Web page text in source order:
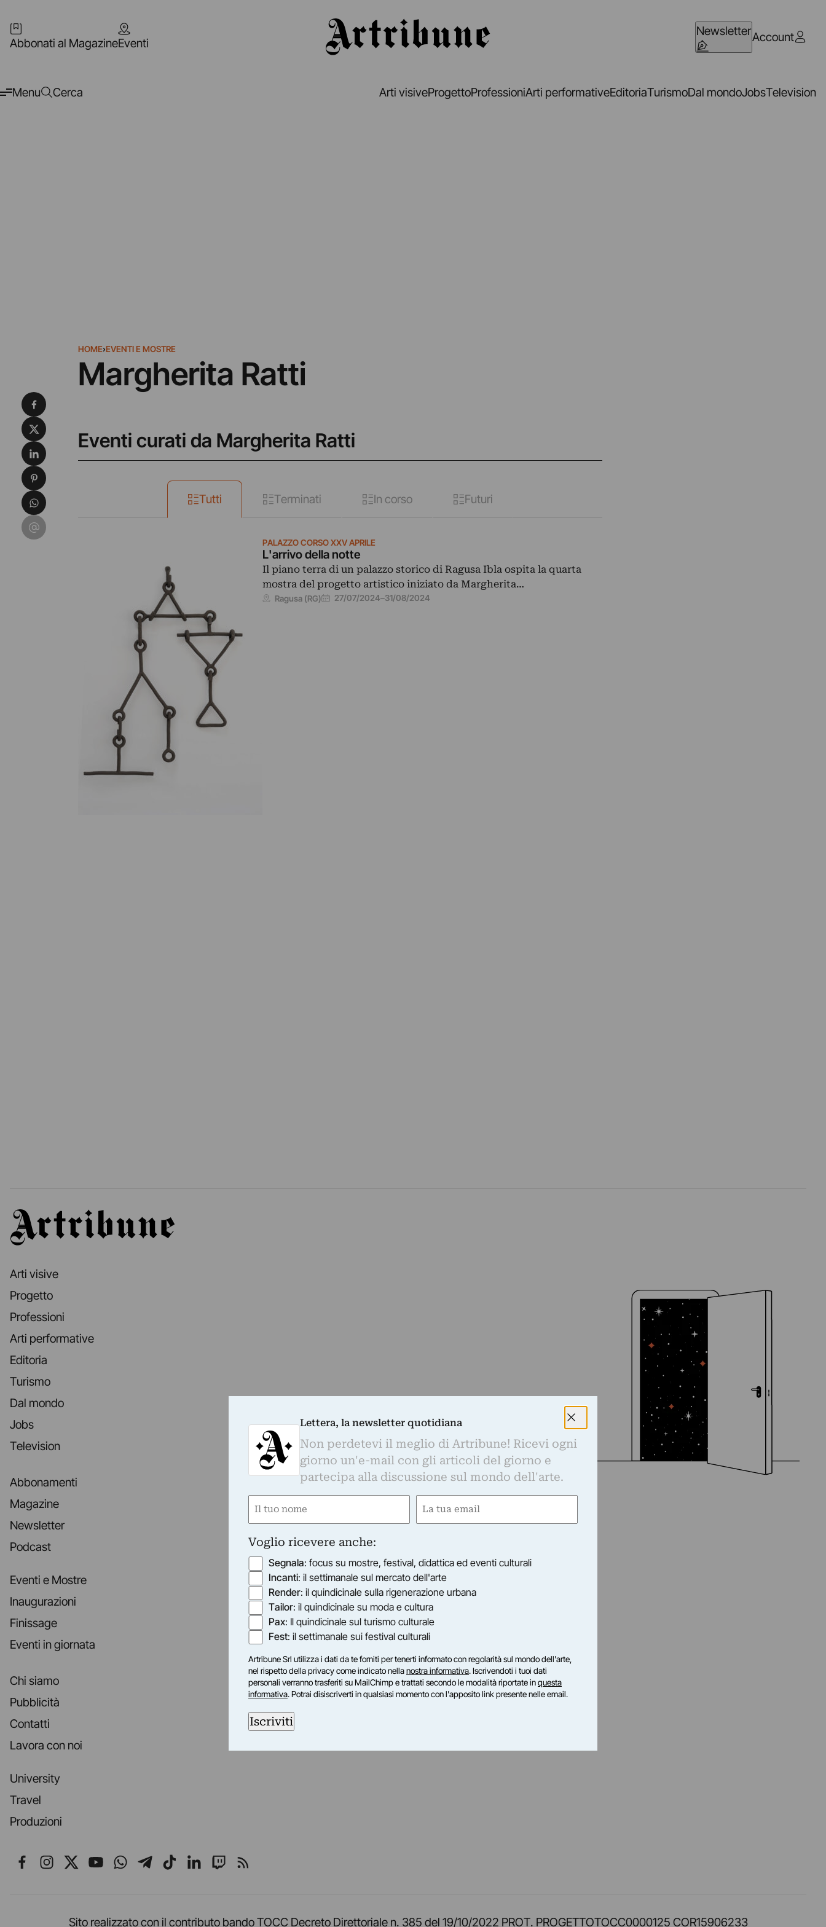
Abbonati al MagazineEventi
NewsletterAccount
Menu Cerca Arti visiveProgettoProfessioniArti performativeEditoriaTurismoDal mondoJobsTelevision
HOME›EVENTI E MOSTRE
Margherita Ratti
Eventi curati da Margherita Ratti
Tutti Terminati In corso Futuri
PALAZZO CORSO XXV APRILE
L'arrivo della notte
Il piano terra di un palazzo storico di Ragusa Ibla ospita la quarta
mostra del progetto artistico iniziato da Margherita…
Ragusa (RG) 27/07/2024–31/08/2024
Condividi su Facebook
Condividi su X
Condividi su LinkedIn
Condividi su Pinterest
Condividi su WhatsApp
Condividi su Email
Artribune
Arti visive
Progetto
Professioni
Arti performative
Editoria
Turismo
Dal mondo
Jobs
Television
Abbonamenti
Magazine
Newsletter
Podcast
Eventi e Mostre
Inaugurazioni
Finissage
Eventi in giornata
Chi siamo
Pubblicità
Contatti
Lavora con noi
University
Travel
Produzioni
Seguici su Facebook
Seguici su Instagram
Seguici su X
Seguici su YouTube
Seguici su WhatsApp
Seguici su Telegram
Seguici su TikTok
Seguici su LinkedIn
Seguici su Twitch
Seguici su Rss
Sito realizzato con il contributo bando TOCC Decreto Direttoriale n. 385 del 19/10/2022 PROT. PROGETTOTOCC0000125 COR15906233
Lettera, la newsletter quotidiana
Non perdetevi il meglio di Artribune! Ricevi ogni
giorno un'e-mail con gli articoli del giorno e
partecipa alla discussione sul mondo dell'arte.
Nome
Email
Voglio ricevere anche:
Segnala: focus su mostre, festival, didattica ed eventi culturali
Incanti: il settimanale sul mercato dell'arte
Render: il quindicinale sulla rigenerazione urbana
Tailor: il quindicinale su moda e cultura
Pax: Il quindicinale sul turismo culturale
Fest: il settimanale sui festival culturali
Artribune Srl utilizza i dati da te forniti per tenerti informato con regolarità sul mondo dell'arte,
nel rispetto della privacy come indicato nellanostra informativa. Iscrivendoti i tuoi dati
personali verranno trasferiti su MailChimp e trattati secondo le modalità riportate inquesta
informativa. Potrai disiscriverti in qualsiasi momento con l'apposito link presente nelle email.
Iscriviti